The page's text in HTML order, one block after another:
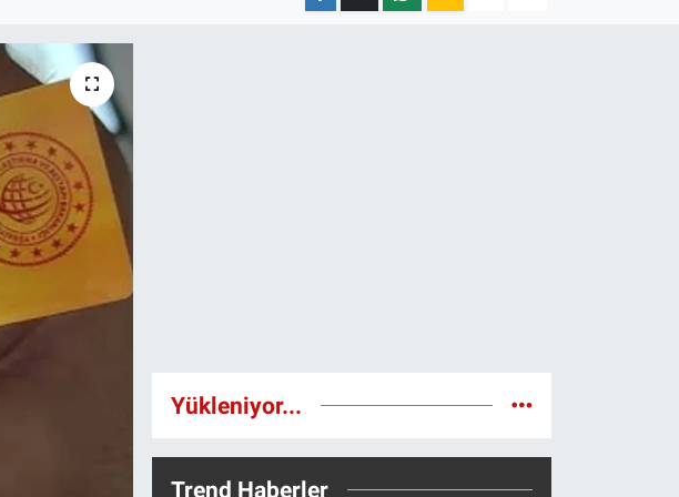
Yükleniyor...
Trend Haberler